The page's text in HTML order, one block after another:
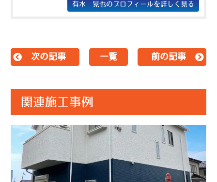
有水 晃也のプロフィールを詳しく見る
次の記事 一覧 前の記事
関連施工事例